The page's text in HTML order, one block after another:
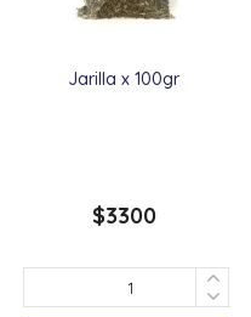
Jarilla x 100gr
$3300